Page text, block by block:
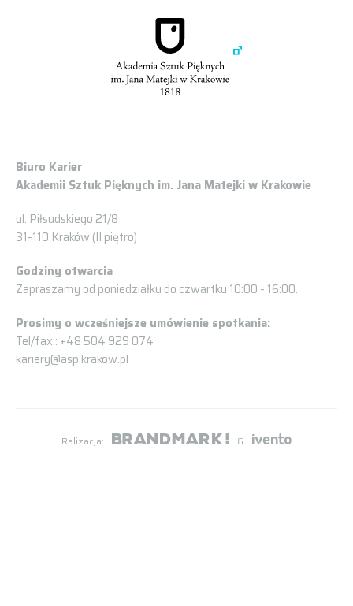
Biuro Karier
Akademii Sztuk Pięknych im. Jana Matejki w Krakowie
ul. Piłsudskiego 21/8
31-110 Kraków (II piętro)
Godziny otwarcia
Zapraszamy od poniedziałku do czwartku 10:00 - 16:00.
Prosimy o wcześniejsze umówienie spotkania:
Tel/fax.: +48 504 929 074
kariery@asp.krakow.pl
Ralizacja: &